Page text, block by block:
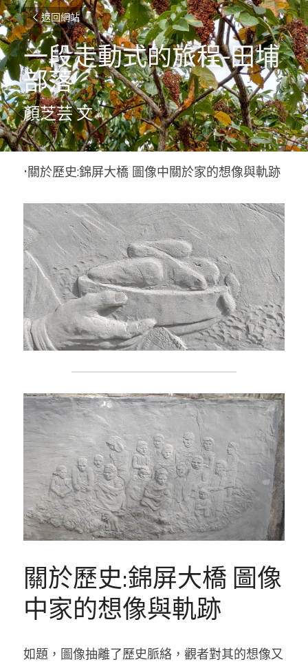
返回網站
一段走動式的旅程-田埔
部落
顏芝芸 文
•關於歷史:錦屏大橋 圖像中關於家的想像與軌跡
關於歷史:錦屏大橋 圖像
中家的想像與軌跡
如題，圖像抽離了歷史脈絡，觀者對其的想像又